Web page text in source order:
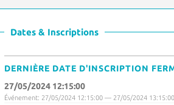
Dates & Inscriptions
DERNIÈRE DATE D'INSCRIPTION
27/05/2024 12:15:00
Événement: 27/05/2024 12:15:00 — 27/05/2024